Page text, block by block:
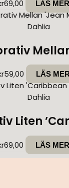
69,00 LÄS MER
Dahlia
59,00 LÄS MER
Dahlia
Liten
69,00 LÄS MER